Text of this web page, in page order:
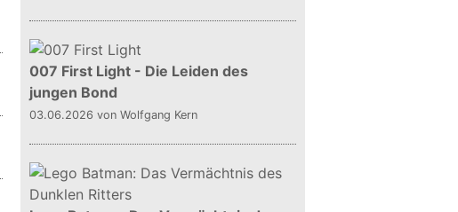
007 First Light - Die Leiden des
jungen Bond
03.06.2026 von Wolfgang Kern